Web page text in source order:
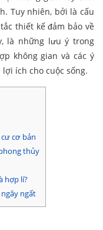
Tuy nhiên, bởi là cấu
thiết kế đảm bảo về
là những lưu ý trong
không gian và các ý
ích cho cuộc sống.
cơ bản
thủy
hợp lí?
ngất